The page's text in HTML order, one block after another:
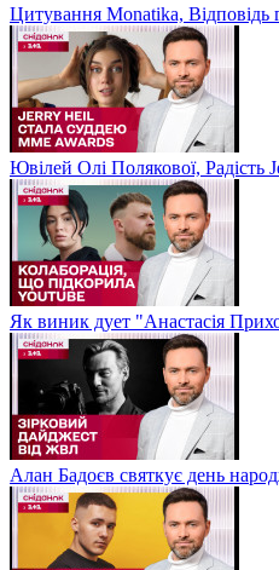
Цитування Monatikа,
Ювілей Олі Полякової,
Як виник дует "Анастасія
Алан Бадоєв святкує день